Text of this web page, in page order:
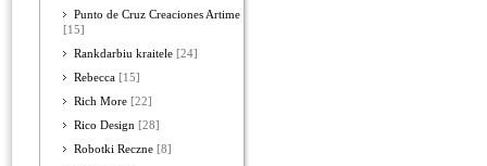
Punto de Cruz Creaciones Artime
[15]
Rankdarbiu kraitele [24]
Rebecca [15]
Rich More [22]
Rico Design [28]
Robotki Reczne [8]